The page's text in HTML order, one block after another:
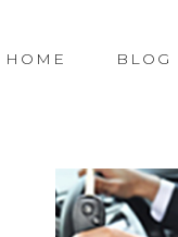
HOME BLOG